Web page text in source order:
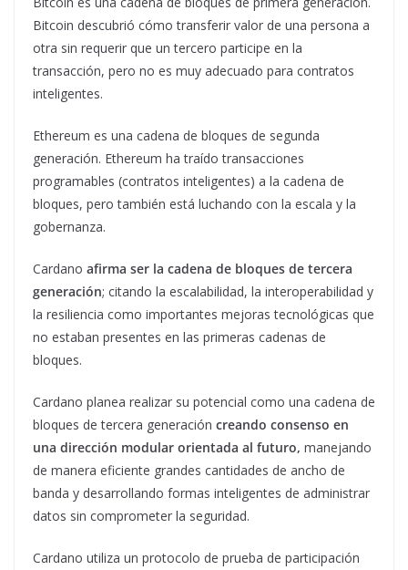
Bitcoin descubrió cómo transferir valor de una persona a
otra sin requerir que un tercero participe en la
transacción, pero no es muy adecuado para contratos
inteligentes.
Ethereum es una cadena de bloques de segunda
generación. Ethereum ha traído transacciones
programables (contratos inteligentes) a la cadena de
bloques, pero también está luchando con la escala y la
gobernanza.
Cardano afirma ser la cadena de bloques de tercera
generación; citando la escalabilidad, la interoperabilidad y
la resiliencia como importantes mejoras tecnológicas que
no estaban presentes en las primeras cadenas de
bloques.
Cardano planea realizar su potencial como una cadena de
bloques de tercera generación creando consenso en
una dirección modular orientada al futuro, manejando
de manera eficiente grandes cantidades de ancho de
banda y desarrollando formas inteligentes de administrar
datos sin comprometer la seguridad.
Cardano utiliza un protocolo de prueba de participación